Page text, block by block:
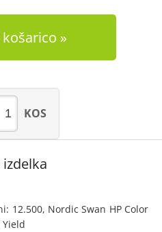
KOS
12.500, Nordic Swan HP Color
Yield